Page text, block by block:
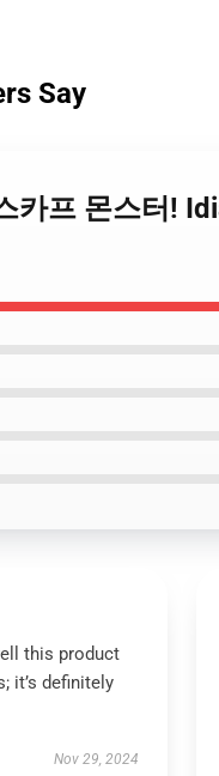
Say
프 몬스터!
this product
it’s definitely
Nov 29, 2024